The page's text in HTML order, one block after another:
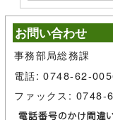
お問い合わせ
事務部局総務課
電話: 0748-62-
ファックス: 0748-